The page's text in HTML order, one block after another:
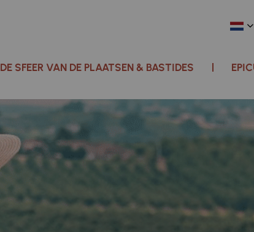
DE SFEER VAN DE PLAATSEN & BASTIDES